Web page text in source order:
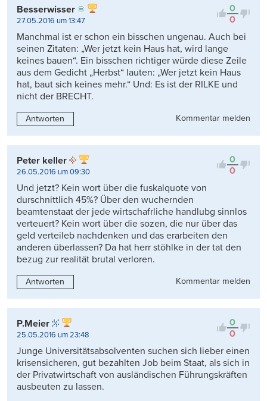
0
0
Besserwisser
27.05.2016 um 13:47
Manchmal ist er schon ein bisschen ungenau. Auch bei
seinen Zitaten: „Wer jetzt kein Haus hat, wird lange
keines bauen“. Ein bisschen richtiger würde diese Zeile
aus dem Gedicht „Herbst“ lauten: „Wer jetzt kein Haus
hat, baut sich keines mehr.“ Und: Es ist der RILKE und
nicht der BRECHT.
Antworten Kommentar melden
0
0
Peter keller
26.05.2016 um 09:30
Und jetzt? Kein wort über die fuskalquote von
durschnittlich 45%? Über den wuchernden
beamtenstaat der jede wirtschafrliche handlubg sinnlos
verteuert? Kein wort über die sozen, die nur über das
geld verteileb nachdenken und das erarbeiten den
anderen überlassen? Da hat herr stöhlke in der tat den
bezug zur realität brutal verloren.
Antworten Kommentar melden
0
0
P.Meier
25.05.2016 um 23:48
Junge Universitätsabsolventen suchen sich lieber einen
krisensicheren, gut bezahlten Job beim Staat, als sich in
der Privatwirtschaft von ausländischen Führungskräften
ausbeuten zu lassen.